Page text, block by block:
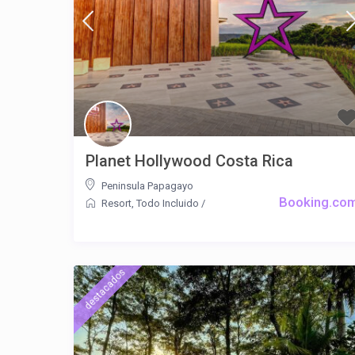
Planet Hollywood Costa Rica
Peninsula Papagayo
Resort, Todo Incluido /
destacados